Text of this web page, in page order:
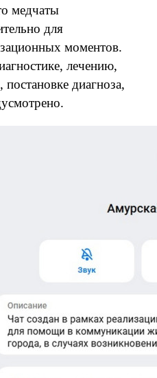
медчаты
для
моментов.
лечению,
диагноза,